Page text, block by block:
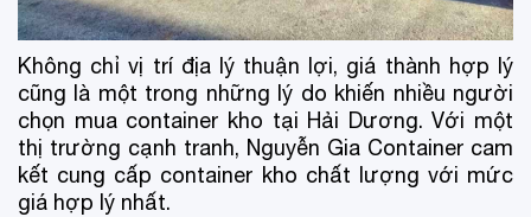
Không chỉ vị trí địa lý thuận lợi, giá thành hợp lý
cũng là một trong những lý do khiến nhiều người
chọn mua container kho tại Hải Dương. Với một
thị trường cạnh tranh, Nguyễn Gia Container cam
kết cung cấp container kho chất lượng với mức
giá hợp lý nhất.